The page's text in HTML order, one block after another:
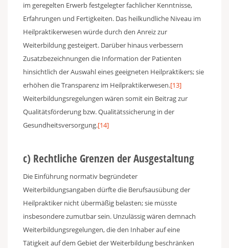
im geregelten Erwerb festgelegter fachlicher Kenntnisse,
Erfahrungen und Fertigkeiten. Das heilkundliche Niveau im
Heilpraktikerwesen würde durch den Anreiz zur
Weiterbildung gesteigert. Darüber hinaus verbessern
Zusatzbezeichnungen die Information der Patienten
hinsichtlich der Auswahl eines geeigneten Heilpraktikers; sie
erhöhen die Transparenz im Heilpraktikerwesen.[13]
Weiterbildungsregelungen wären somit ein Beitrag zur
Qualitätsförderung bzw. Qualitätssicherung in der
Gesundheitsversorgung.[14]
c) Rechtliche Grenzen der Ausgestaltung
Die Einführung normativ begründeter
Weiterbildungsangaben dürfte die Berufsausübung der
Heilpraktiker nicht übermäßig belasten; sie müsste
insbesondere zumutbar sein. Unzulässig wären demnach
Weiterbildungsregelungen, die den Inhaber auf eine
Tätigkeit auf dem Gebiet der Weiterbildung beschränken